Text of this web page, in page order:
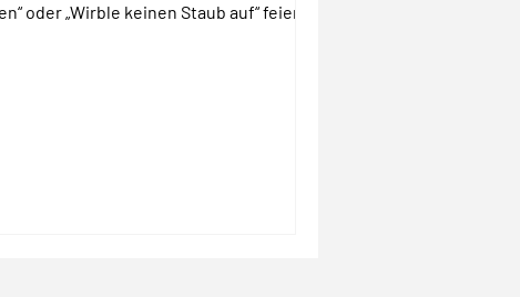
oder „Wirble keinen Staub auf“ feiern...